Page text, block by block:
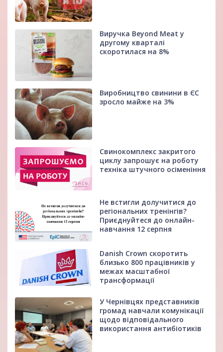
Виручка Beyond Meat у
другому кварталі
скоротилася на 8%
Виробництво свинини в ЄС
зросло майже на 3%
Свинокомплекс закритого
циклу запрошує на роботу
техніка штучного осіменіння
Не встигли долучитися до
регіональних тренінгів?
Приєднуйтеся до онлайн-
навчання 12 серпня
Danish Crown скоротить
близько 800 працівників у
межах масштабної
трансформації
У Чернівцях представників
громад навчали комунікації
щодо відповідального
використання антибіотиків